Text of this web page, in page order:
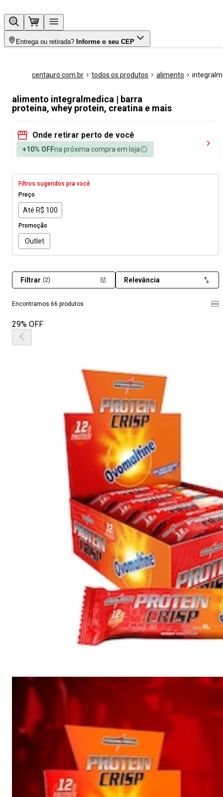
Entrega ou retirada? Informe o seu CEP
centauro.com.br todos os produtos alimento
alimento integralmedica | barra
proteina, whey protein, creatina e mais
Onde retirar perto de você
+10% OFFna próxima compra em loja
Filtros sugeridos pra você
Preço
Até R$ 100
Promoção
Outlet
Encontramos 66 produtos
Filtrar (2) Relevância
29% OFF